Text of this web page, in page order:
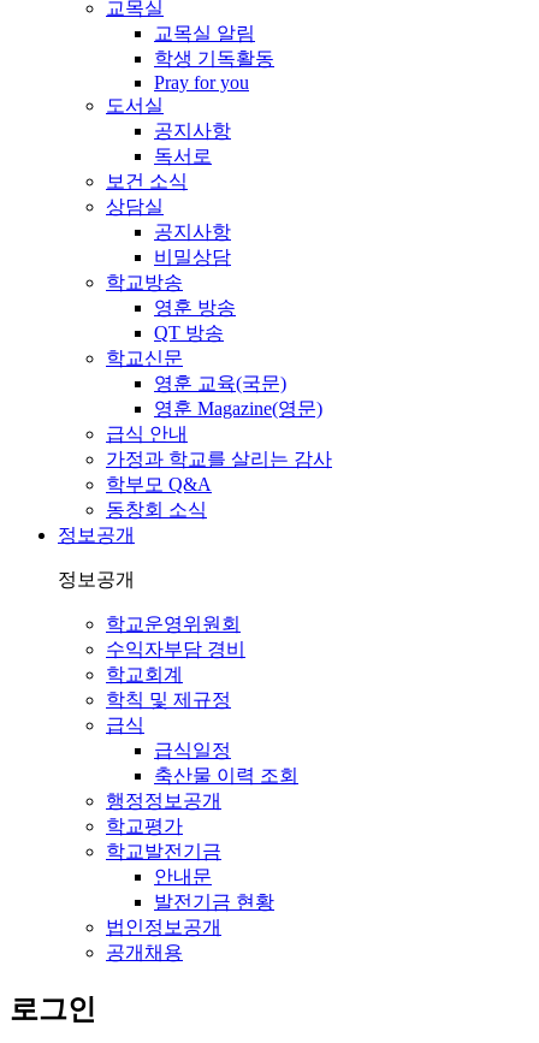
교목실
교목실 알림
학생 기독활동
Pray for you
도서실
공지사항
독서로
보건 소식
상담실
공지사항
비밀상담
학교방송
영훈 방송
QT 방송
학교신문
영훈 교육(국문)
영훈 Magazine(영문)
급식 안내
가정과 학교를 살리는 감사
학부모 Q&A
동창회 소식
정보공개
정보공개
학교운영위원회
수익자부담 경비
학교회계
학칙 및 제규정
급식
급식일정
축산물 이력 조회
행정정보공개
학교평가
학교발전기금
안내문
발전기금 현황
법인정보공개
공개채용
로그인